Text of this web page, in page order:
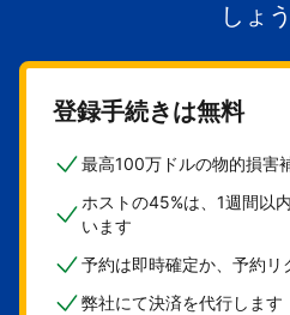
しょ
登録手続きは無料
最高100万ドルの物的損害
ホストの45%は、1週間以
います
予約は即時確定か、予約リ
弊社にて決済を代行します